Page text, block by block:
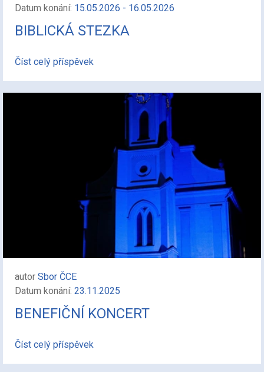
Datum konání: 15.05.2026 - 16.05.2026
BIBLICKÁ STEZKA
Číst celý příspěvek
autor Sbor ČCE
Datum konání: 23.11.2025
BENEFIČNÍ KONCERT
Číst celý příspěvek